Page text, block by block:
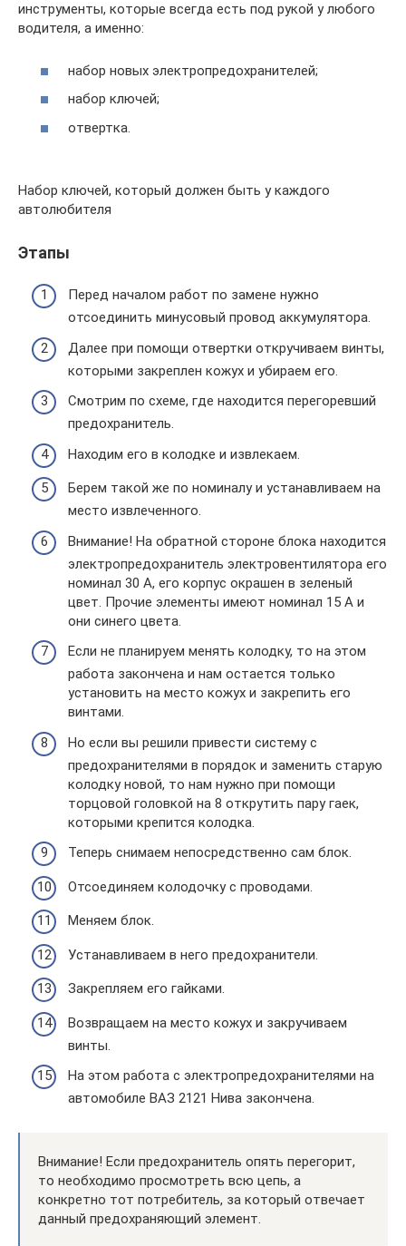
инструменты, которые всегда есть под рукой у любого
водителя, а именно:
набор новых электропредохранителей;
набор ключей;
отвертка.
Набор ключей, который должен быть у каждого
автолюбителя
Этапы
Перед началом работ по замене нужно
отсоединить минусовый провод аккумулятора.
Далее при помощи отвертки откручиваем винты,
которыми закреплен кожух и убираем его.
Смотрим по схеме, где находится перегоревший
предохранитель.
Находим его в колодке и извлекаем.
Берем такой же по номиналу и устанавливаем на
место извлеченного.
Внимание! На обратной стороне блока находится
электропредохранитель электровентилятора его
номинал 30 А, его корпус окрашен в зеленый
цвет. Прочие элементы имеют номинал 15 А и
они синего цвета.
Если не планируем менять колодку, то на этом
работа закончена и нам остается только
установить на место кожух и закрепить его
винтами.
Но если вы решили привести систему с
предохранителями в порядок и заменить старую
колодку новой, то нам нужно при помощи
торцовой головкой на 8 открутить пару гаек,
которыми крепится колодка.
Теперь снимаем непосредственно сам блок.
Отсоединяем колодочку с проводами.
Меняем блок.
Устанавливаем в него предохранители.
Закрепляем его гайками.
Возвращаем на место кожух и закручиваем
винты.
На этом работа с электропредохранителями на
автомобиле ВАЗ 2121 Нива закончена.
Внимание! Если предохранитель опять перегорит,
то необходимо просмотреть всю цепь, а
конкретно тот потребитель, за который отвечает
данный предохраняющий элемент.